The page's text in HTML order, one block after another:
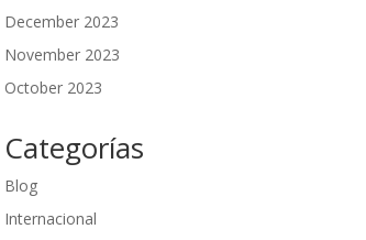
December 2023
November 2023
October 2023
Categorías
Blog
Internacional